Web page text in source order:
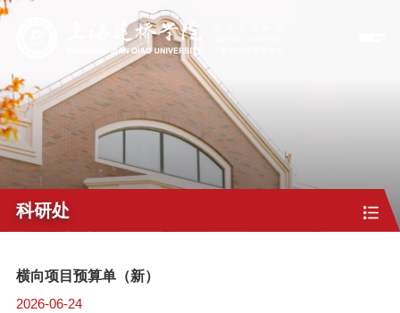
科研处
横向项目预算单（新）
2026-06-24